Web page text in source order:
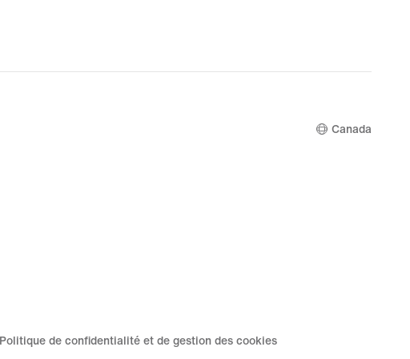
Canada
Politique de confidentialité et de gestion des cookies